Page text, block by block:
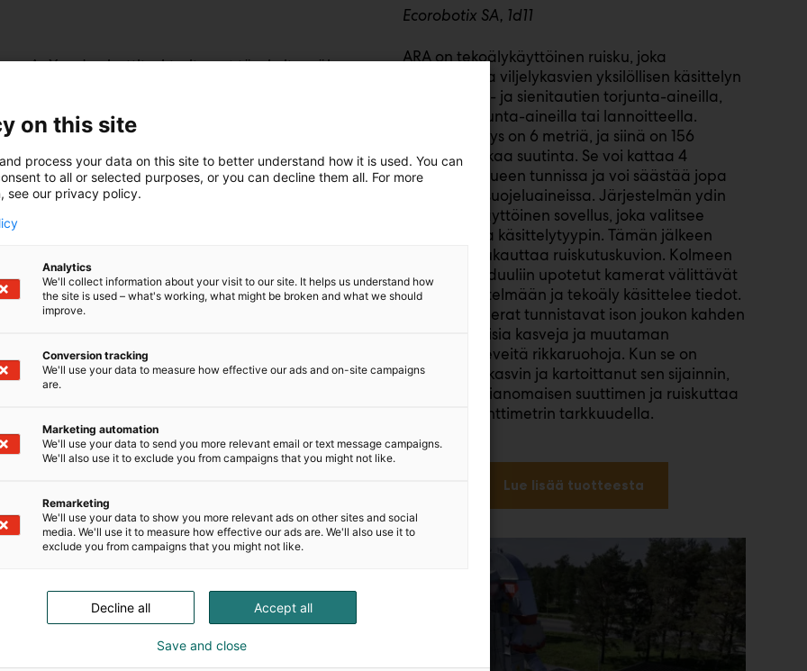
AgXeed-robottitraktorit ovat täysin itsenäiseen
takanostolaitteet ja hydrauliikat. Robottiin voi
maataloustyökoneen. Yhdistelmän konfigurointi,
peltotöiden suunnittelu sekä analysointi että
diagnostiikka tapahtuu pilvipalvelussa joko
maahantuonnin ja myynnin syksyllä 2024 ja
vastaa myös huollosta ja varaosista. Robotin
käytön alkua hallinnoi ja siitä raportoi Älykäs
maatila -tiimi yhdessä konekeskusten kanssa.
Ecorobotix SA, 1d11
ARA on tekoälykäyttöinen ruisku, joka
mahdollistaa viljelykasvien yksilöllisen käsittelyn
rikkakasvien- ja sienitautien torjunta-aineilla,
hyönteistorjunta-aineilla tai lannoitteella.
Ruiskun leveys on 6 metriä, ja siinä on 156
erittäin tarkkaa suutinta. Se voi kattaa 4
hehtaarin alueen tunnissa ja voi säästää jopa
95 % kasvinsuojeluaineissa. Järjestelmän ydin
on helppokäyttöinen sovellus, joka valitsee
satokasvin ja käsittelytyypin. Tämän jälkeen
tekniikka mukauttaa ruiskutuskuvion. Kolmeen
ruiskutusmoduuliin upotetut kamerat välittävät
tietoa järjestelmään ja tekoäly käsittelee tiedot.
Ruiskun kamerat tunnistavat ison joukon kahden
lehden kokoisia kasveja ja muutaman
millimetrin leveitä rikkaruohoja. Kun se on
tunnistanut kasvin ja kartoittanut sen sijainnin,
se aktivoi asianomaisen suuttimen ja ruiskuttaa
kohdetta senttimetrin tarkkuudella.
Lue lisää tuotteesta
on this site
process your data on this site to better understand how it is used. You can
to all or selected purposes, or you can decline them all. For more
see our privacy policy.
Analytics
We'll collect information about your visit to our site. It helps us understand how
the site is used – what's working, what might be broken and what we should
improve.
Conversion tracking
We'll use your data to measure how effective our ads and on-site campaigns
are.
Marketing automation
We'll use your data to send you more relevant email or text message campaigns.
We'll also use it to exclude you from campaigns that you might not like.
Remarketing
We'll use your data to show you more relevant ads on other sites and social
media. We'll use it to measure how effective our ads are. We'll also use it to
exclude you from campaigns that you might not like.
Accept all
Decline all
Save and close